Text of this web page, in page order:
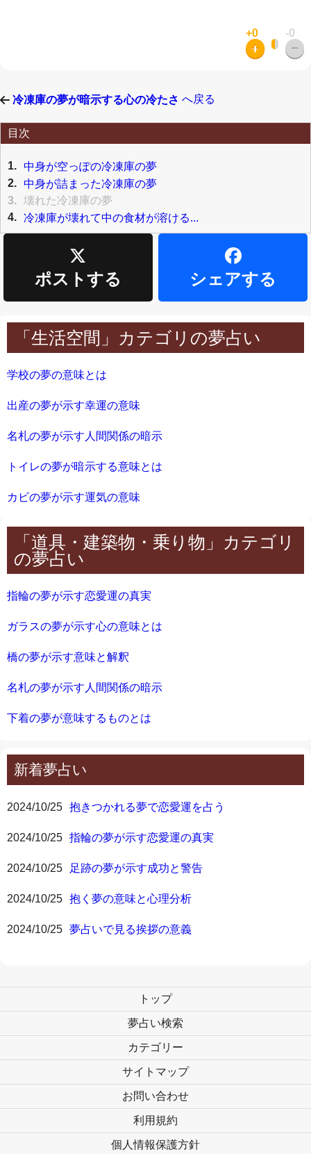
+0 -0
冷凍庫の夢が暗示する心の冷たさ へ戻る
目次
1. 中身が空っぽの冷凍庫の夢
2. 中身が詰まった冷凍庫の夢
3.
壊れた冷凍庫の夢
4. 冷凍庫が壊れて中の食材が溶ける...
ポストする シェアする
「生活空間」カテゴリの夢占い
学校の夢の意味とは
出産の夢が示す幸運の意味
名札の夢が示す人間関係の暗示
トイレの夢が暗示する意味とは
カビの夢が示す運気の意味
「道具・建築物・乗り物」カテゴリ
の夢占い
指輪の夢が示す恋愛運の真実
ガラスの夢が示す心の意味とは
橋の夢が示す意味と解釈
名札の夢が示す人間関係の暗示
下着の夢が意味するものとは
新着夢占い
2024/10/25 抱きつかれる夢で恋愛運を占う
2024/10/25 指輪の夢が示す恋愛運の真実
2024/10/25 足跡の夢が示す成功と警告
2024/10/25 抱く夢の意味と心理分析
2024/10/25 夢占いで見る挨拶の意義
トップ
夢占い検索
カテゴリー
サイトマップ
お問い合わせ
利用規約
個人情報保護方針